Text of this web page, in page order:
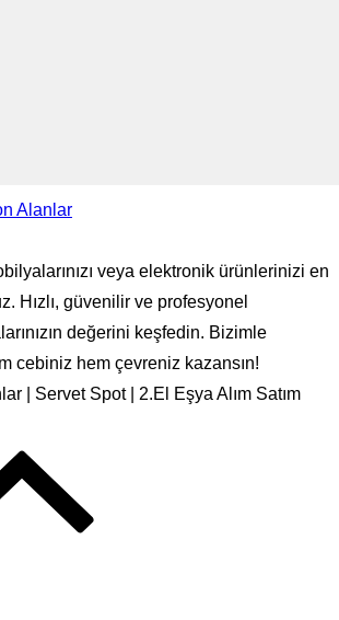
Alanlar
veya elektronik ürünlerinizi en
Hızlı, güvenilir ve profesyonel
değerini keşfedin. Bizimle
cebiniz hem çevreniz kazansın!
| Servet Spot | 2.El Eşya Alım Satım